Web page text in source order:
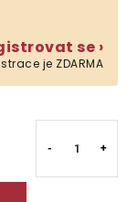
se ›
je ZDARMA